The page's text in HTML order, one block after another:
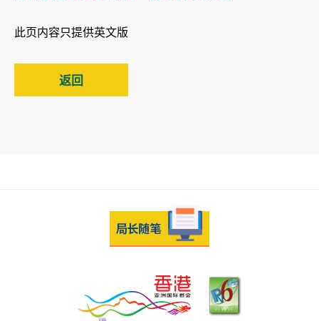
此页内容只提供英文版
返回